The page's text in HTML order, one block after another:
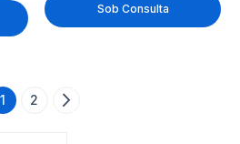
Sob Consulta
Página
1 Página
2 Página
Próximo